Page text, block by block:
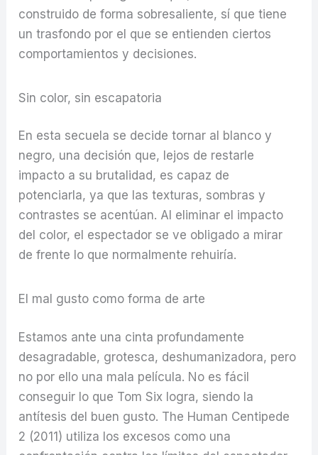
construido de forma sobresaliente, sí que tiene
un trasfondo por el que se entienden ciertos
comportamientos y decisiones.
Sin color, sin escapatoria
En esta secuela se decide tornar al blanco y
negro, una decisión que, lejos de restarle
impacto a su brutalidad, es capaz de
potenciarla, ya que las texturas, sombras y
contrastes se acentúan. Al eliminar el impacto
del color, el espectador se ve obligado a mirar
de frente lo que normalmente rehuiría.
El mal gusto como forma de arte
Estamos ante una cinta profundamente
desagradable, grotesca, deshumanizadora, pero
no por ello una mala película. No es fácil
conseguir lo que Tom Six logra, siendo la
antítesis del buen gusto. The Human Centipede
2 (2011) utiliza los excesos como una